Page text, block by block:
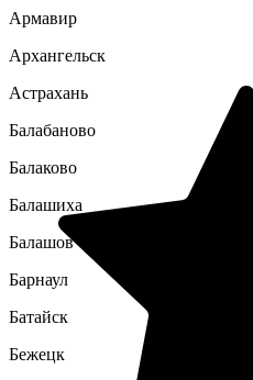
Армавир
Архангельск
Астрахань
Балабаново
Балаково
Балашиха
Балашов
Барнаул
Батайск
Бежецк